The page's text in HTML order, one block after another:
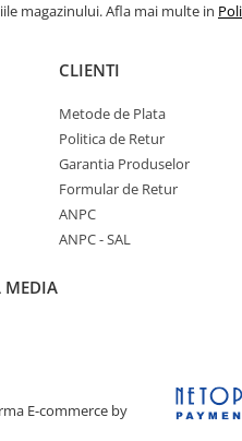
magazinului. Afla mai multe in
CLIENTI
Metode de Plata
Politica de Retur
Garantia Produselor
Formular de Retur
ANPC
ANPC - SAL
MEDIA
E-commerce by